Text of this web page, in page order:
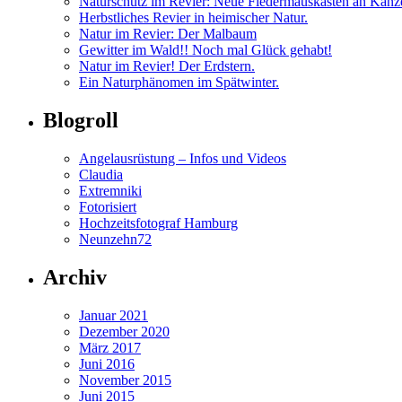
Herbstliches Revier in heimischer Natur.
Natur im Revier: Der Malbaum
Gewitter im Wald!! Noch mal Glück gehabt!
Natur im Revier! Der Erdstern.
Ein Naturphänomen im Spätwinter.
Blogroll
Angelausrüstung – Infos und Videos
Claudia
Extremniki
Fotorisiert
Hochzeitsfotograf Hamburg
Neunzehn72
Archiv
Januar 2021
Dezember 2020
März 2017
Juni 2016
November 2015
Juni 2015